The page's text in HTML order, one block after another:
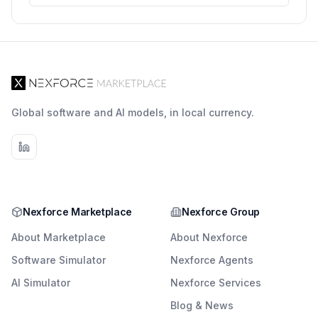
Global software and AI models, in local currency.
Nexforce Marketplace
About Marketplace
Software Simulator
AI Simulator
Nexforce Group
About Nexforce
Nexforce Agents
Nexforce Services
Blog & News